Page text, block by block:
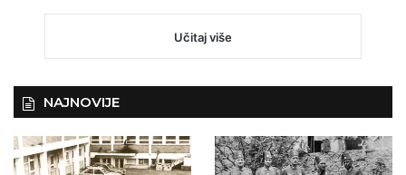
Učitaj više
NAJNOVIJE